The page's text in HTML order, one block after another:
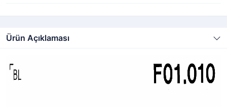
Ürün Açıklaması